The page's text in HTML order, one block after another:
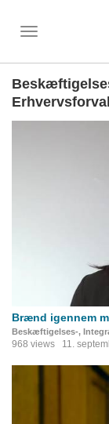
Toggle
Brænd igennem
Beskæftigelses-,
968 views 11.